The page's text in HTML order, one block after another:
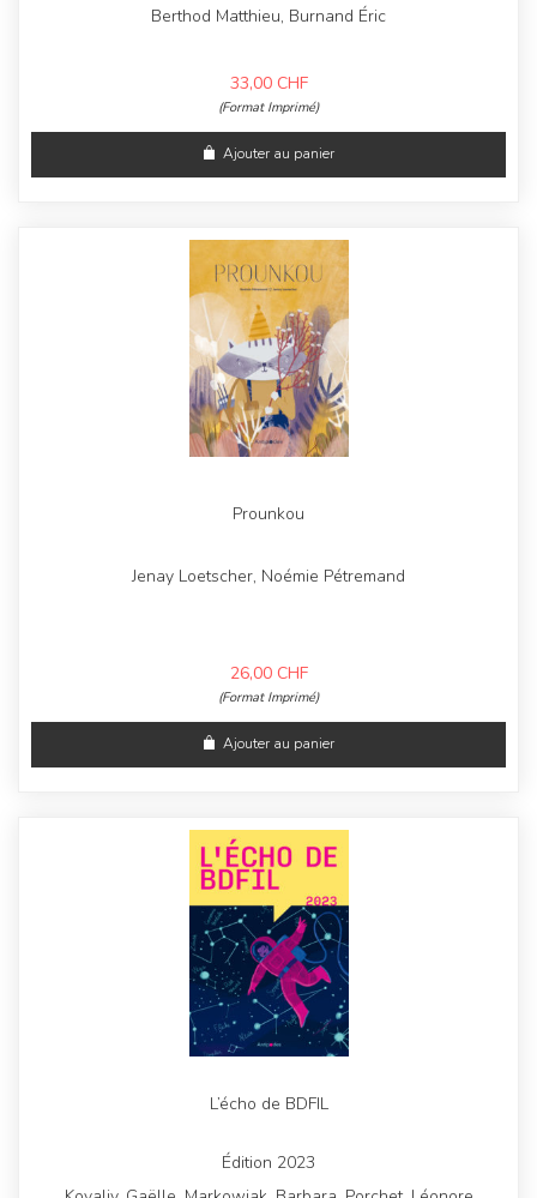
Berthod Matthieu, Burnand Éric
33,00 CHF
(Format Imprimé)
Ajouter au panier
Prounkou
Jenay Loetscher, Noémie Pétremand
26,00 CHF
(Format Imprimé)
Ajouter au panier
L’écho de BDFIL
Édition 2023